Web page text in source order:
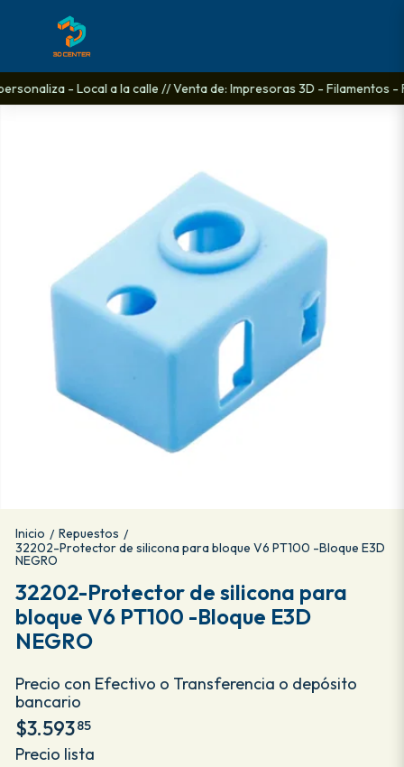
- Local a la calle // Venta de: Impresoras 3D - Filamentos -
Inicio / Repuestos /
32202-Protector de silicona para bloque V6 PT100 -Bloque E3D
NEGRO
32202-Protector de silicona para
bloque V6 PT100 -Bloque E3D
NEGRO
Precio con Efectivo o Transferencia o depósito
bancario
$3.59385
Precio lista